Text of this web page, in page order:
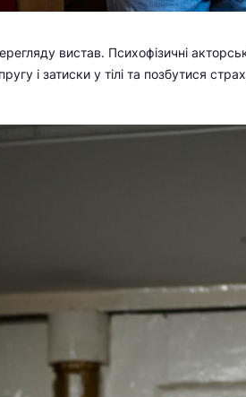
вистав. Психофізичні
і затиски у тілі та позбутися